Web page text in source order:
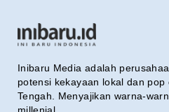
Inibaru Media adalah
potensi kekayaan lokal dan
Tengah. Menyajikan warna-